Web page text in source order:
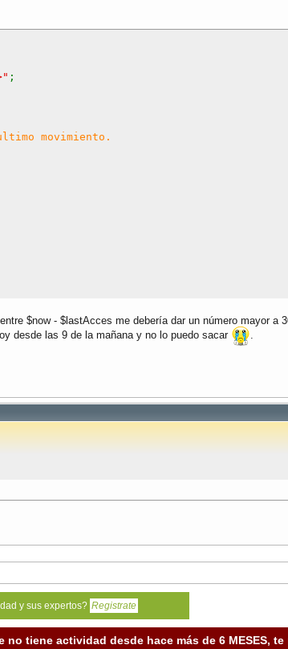
;
movimiento.
$now - $lastAcces me debería dar un número mayor a
desde las 9 de la mañana y no lo puedo sacar
.
y sus expertos? Registrate
tiene actividad desde hace más de 6 MESES,